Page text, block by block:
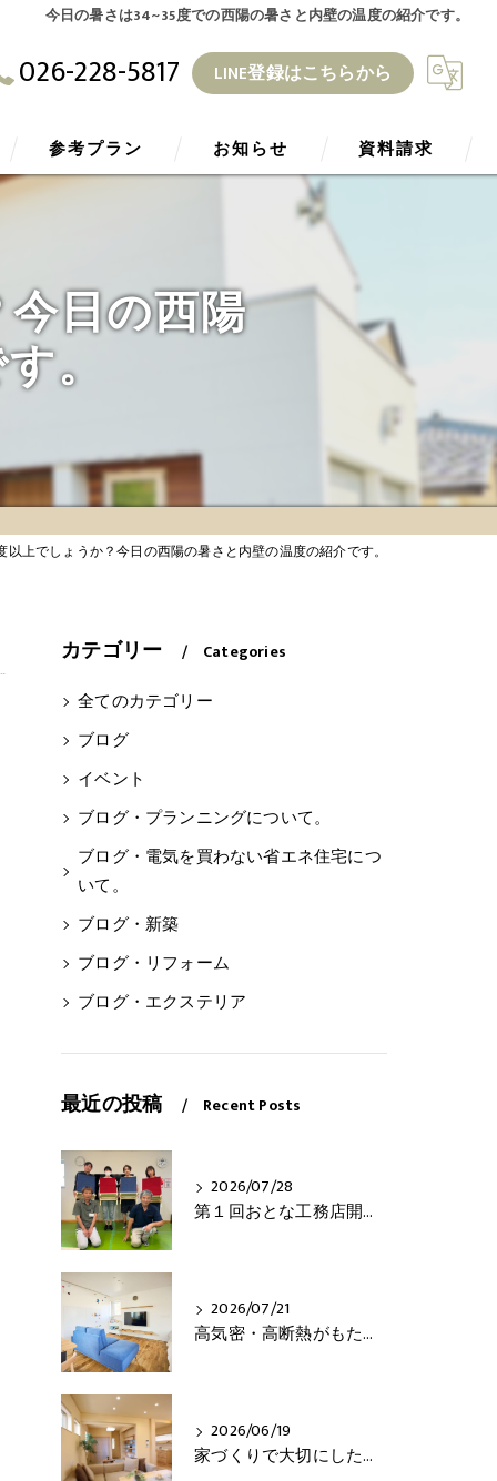
今日の暑さは34~35度での西陽の暑さと内壁の温度の紹介です。
026-228-5817 LINE登録はこちらから
参考プラン お知らせ 資料請求
日の西陽
。
以上でしょうか？今日の西陽の暑さと内壁の温度の紹介です。
カテゴリー Categories
全てのカテゴリー
ブログ
イベント
ブログ・プランニングについて。
ブログ・電気を買わない省エネ住宅につ
いて。
ブログ・新築
ブログ・リフォーム
ブログ・エクステリア
最近の投稿 Recent Posts
2026/07/28
第１回おとな工務店開催！
2026/07/21
高気密・高断熱がもたらす3つの快適さとは？
2026/06/19
家づくりで大切にしたいこと